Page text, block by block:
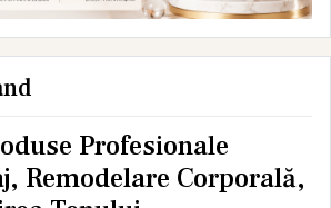
Profesionale
Remodelare Corporală,